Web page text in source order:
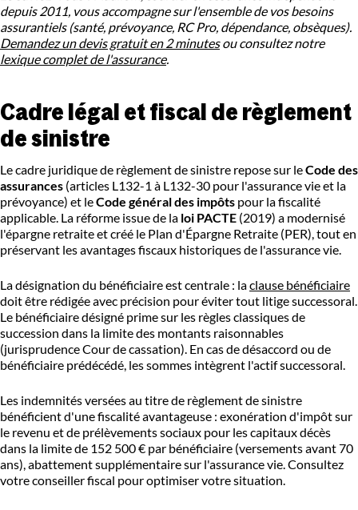
depuis 2011, vous accompagne sur l'ensemble de vos besoins
assurantiels (santé, prévoyance, RC Pro, dépendance, obsèques).
Demandez un devis gratuit en 2 minutesou consultez notre
lexique complet de l'assurance.
Cadre légal et fiscal de règlement
de sinistre
Le cadre juridique de règlement de sinistre repose sur leCode des
assurances (articles L132-1 à L132-30 pour l'assurance vie et la
prévoyance) et leCode général des impôts pour la fiscalité
applicable. La réforme issue de la loi PACTE (2019) a modernisé
l'épargne retraite et créé le Plan d'Épargne Retraite (PER), tout en
préservant les avantages fiscaux historiques de l'assurance vie.
La désignation du bénéficiaire est centrale : laclause bénéficiaire
doit être rédigée avec précision pour éviter tout litige successoral.
Le bénéficiaire désigné prime sur les règles classiques de
succession dans la limite des montants raisonnables
(jurisprudence Cour de cassation). En cas de désaccord ou de
bénéficiaire prédécédé, les sommes intègrent l'actif successoral.
Les indemnités versées au titre de règlement de sinistre
bénéficient d'une fiscalité avantageuse : exonération d'impôt sur
le revenu et de prélèvements sociaux pour les capitaux décès
dans la limite de 152 500 € par bénéficiaire (versements avant 70
ans), abattement supplémentaire sur l'assurance vie. Consultez
votre conseiller fiscal pour optimiser votre situation.